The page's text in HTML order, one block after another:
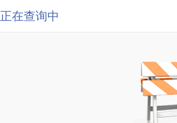
正在查询中